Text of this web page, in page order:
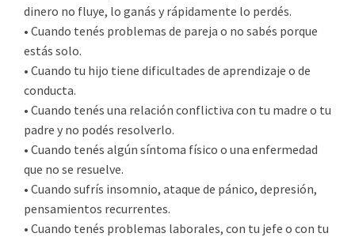
dinero no fluye, lo ganás y rápidamente lo perdés.
• Cuando tenés problemas de pareja o no sabés porque
estás solo.
• Cuando tu hijo tiene dificultades de aprendizaje o de
conducta.
• Cuando tenés una relación conflictiva con tu madre o tu
padre y no podés resolverlo.
• Cuando tenés algún síntoma físico o una enfermedad
que no se resuelve.
• Cuando sufrís insomnio, ataque de pánico, depresión,
pensamientos recurrentes.
• Cuando tenés problemas laborales, con tu jefe o con tu